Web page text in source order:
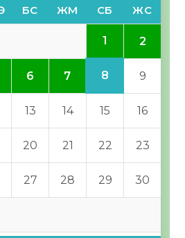
БС ЖМ СБ ЖС
1 2
6 7 8 9
13 14 15 16
20 21 22 23
27 28 29 30